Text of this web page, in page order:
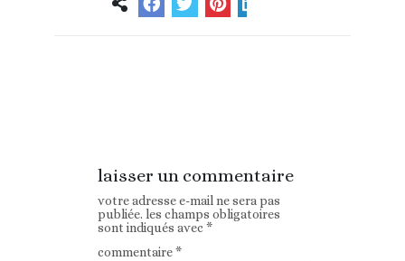
laisser un commentaire
votre adresse e-mail ne sera pas
publiée. les champs obligatoires
sont indiqués avec*
commentaire*